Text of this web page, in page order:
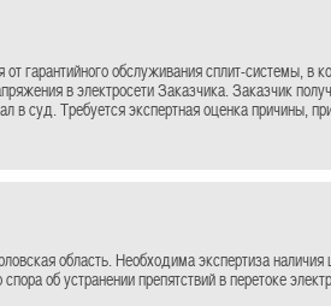
гарантийного обслуживания сплит-системы, в
в электросети Заказчика. Заказчик
в суд. Требуется экспертная оценка причины,
область. Необходима экспертиза наличия
об устранении препятствий в перетоке